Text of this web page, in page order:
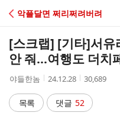
C
A
악플달면 쩌리쩌려버려
[스크랩] [기타]서유
안 줘…여행도 더치
작
자
야들한놈
작
시
간
24.12.28
조
수
30,689
목록 댓글 52